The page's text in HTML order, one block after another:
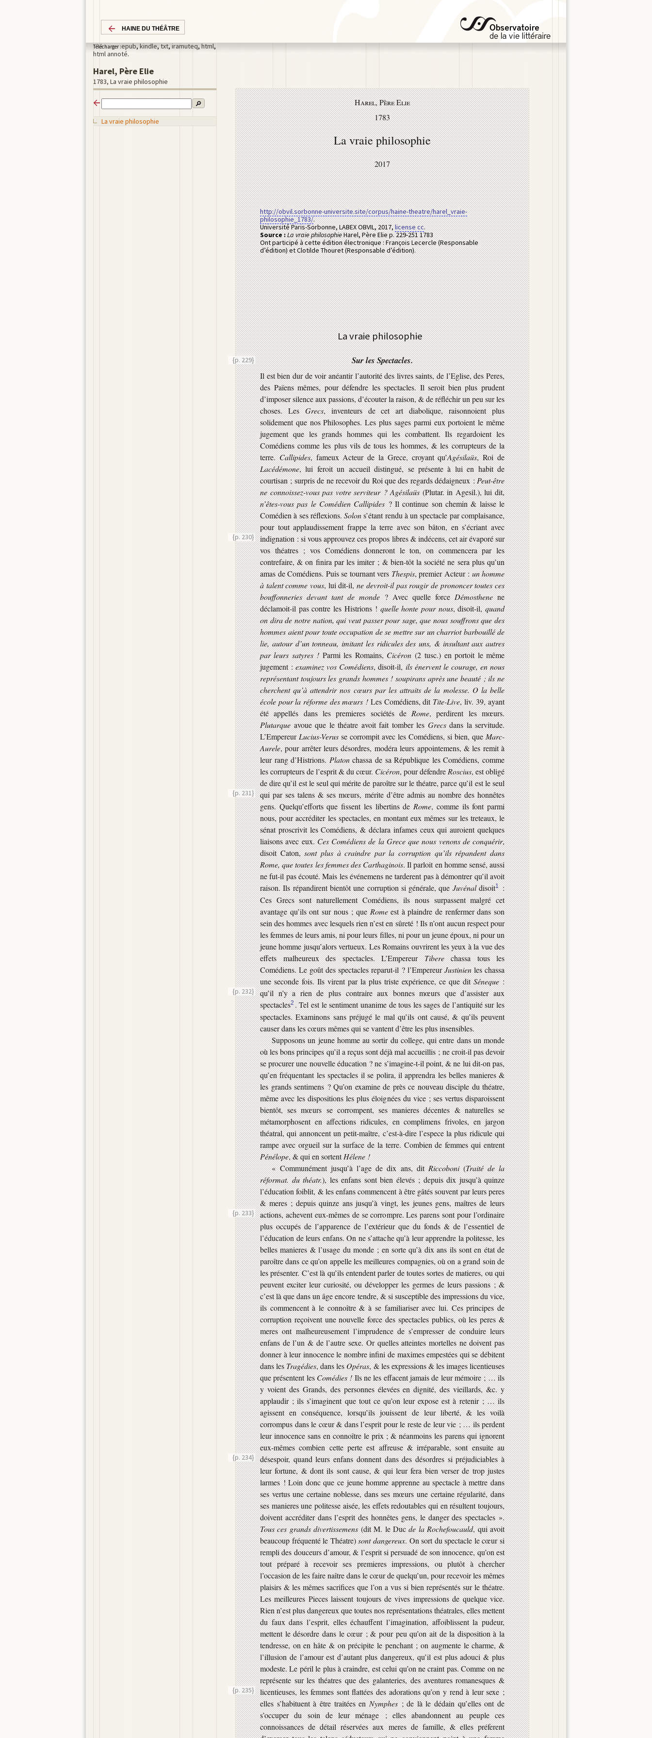
HAINE DU THÉÂTRE
Télécharger :epub, kindle, txt, iramuteq, html,
html annoté.
Harel, Père Elie
1783, La vraie philosophie
🔎
La vraie philosophie
Harel, Père Elie
1783
La vraie philosophie
2017
http://obvil.sorbonne-universite.site/corpus/haine-theatre/harel_vraie-
philosophie_1783/.
Université Paris-Sorbonne, LABEX OBVIL,2017,license cc.
Source :La vraie philosophieHarel, Père Eliep. 229-2511783
Ont participé à cette édition électronique :François Lecercle (Responsable
d’édition)etClotilde Thouret (Responsable d’édition).
La vraie philosophie
{p. 229} Sur les Spectacles.
Il est bien dur de voir anéantir l’autorité des livres saints, de l’Eglise, des Peres,
des Païens mêmes, pour défendre les spectacles. Il seroit bien plus prudent
d’imposer silence aux passions, d’écouter la raison, & de réfléchir un peu sur les
choses. LesGrecs, inventeurs de cet art diabolique, raisonnoient plus
solidement que nos Philosophes. Les plus sages parmi eux portoient le même
jugement que les grands hommes qui les combattent. Ils regardoient les
Comédiens comme les plus vils de tous les hommes, & les corrupteurs de la
terre.Callipides, fameux Acteur de la Grece, croyant qu’Agésilaüs, Roi de
Lacédémone, lui feroit un accueil distingué, se présente à lui en habit de
courtisan ; surpris de ne recevoir du Roi que des regards dédaigneux :Peut-être
ne connoissez-vous pas votre serviteur ? Agésilaüs(Plutar. in Agesil.), lui dit,
n’êtes-vous pas le Comédien Callipides? Il continue son chemin & laisse le
Comédien à ses réflexions.Solons’étant rendu à un spectacle par complaisance,
pour tout applaudissement frappe la terre avec son bâton, en s’écriant avec
indignation : si vous approuvez ces propos libres & indécens,
{p. 230}
cet air évaporé sur
vos théatres ; vos Comédiens donneront le ton, on commencera par les
contrefaire, & on finira par les imiter ; & bien-tôt la société ne sera plus qu’un
amas de Comédiens. Puis se tournant versThespis, premier Acteur :un homme
à talent comme vous, lui dit-il,ne devroit-il pas rougir de prononcer toutes ces
bouffonneries devant tant de monde? Avec quelle forceDémosthenene
déclamoit-il pas contre les Histrions !quelle honte pour nous, disoit-il,quand
on dira de notre nation, qui veut passer pour sage, que nous souffrons que des
hommes aient pour toute occupation de se mettre sur un charriot barbouillé de
lie, autour d’un tonneau, imitant les ridicules des uns, & insultant aux autres
par leurs satyres !Parmi les Romains,Cicéron(2 tusc.) en portoit le même
jugement :examinez vos Comédiens, disoit-il,ils énervent le courage, en nous
représentant toujours les grands hommes ! soupirans après une beauté ; ils ne
cherchent qu’à attendrir nos cœurs par les attraits de la molesse. O la belle
école pour la réforme des mœurs !Les Comédiens, ditTite-Live, liv. 39, ayant
été appellés dans les premieres sociétés deRome, perdirent les mœurs.
Plutarqueavoue que le théatre avoit fait tomber lesGrecsdans la servitude.
L’EmpereurLucius-Verusse corrompit avec les Comédiens, si bien, queMarc-
Aurele, pour arrêter leurs désordres, modéra leurs appointemens, & les remit à
leur rang d’Histrions.Platonchassa de sa République les Comédiens, comme
les corrupteurs de l’esprit & du cœur.Cicéron, pour défendreRoscius, est obligé
de dire qu’il est le seul qui mérite de paroître sur le théatre, parce qu’il est le seul
qui par ses talens & ses mœurs, mérite d’être admis au nombre des honnêtes
{p. 231}
gens. Quelqu’efforts que fissent les libertins deRome, comme ils font parmi
nous, pour accréditer les spectacles, en montant eux mêmes sur les treteaux, le
sénat proscrivit les Comédiens, & déclara infames ceux qui auroient quelques
liaisons avec eux.Ces Comédiens de la Grece que nous venons de conquérir,
disoit Caton,sont plus à craindre par la corruption qu’ils répandent dans
Rome, que toutes les femmes des Carthaginois. Il parloit en homme sensé, aussi
ne fut-il pas écouté. Mais les événemens ne tarderent pas à démontrer qu’il avoit
raison. Ils répandirent bientôt une corruption si générale, queJuvénaldisoit1:
Ces Grecs sont naturellement Comédiens, ils nous surpassent malgré cet
avantage qu’ils ont sur nous ; queRomeest à plaindre de renfermer dans son
sein des hommes avec lesquels rien n’est en sûreté ! Ils n’ont aucun respect pour
les femmes de leurs amis, ni pour leurs filles, ni pour un jeune époux, ni pour un
jeune homme jusqu’alors vertueux. Les Romains ouvrirent les yeux à la vue des
effets malheureux des spectacles. L’EmpereurTiberechassa tous les
Comédiens. Le goût des spectacles reparut-il ? l’EmpereurJustinienles chassa
une seconde fois. Ils virent par la plus triste expérience, ce que ditSéneque:
qu’il n’y a rien de plus contraire aux bonnes
{p. 232}
mœurs que d’assister aux
spectacles2. Tel est le sentiment unanime de tous les sages de l’antiquité sur les
spectacles. Examinons sans préjugé le mal qu’ils ont causé, & qu’ils peuvent
causer dans les cœurs mêmes qui se vantent d’être les plus insensibles.
Supposons un jeune homme au sortir du college, qui entre dans un monde
où les bons principes qu’il a reçus sont déjà mal accueillis ; ne croit-il pas devoir
se procurer une nouvelle éducation ? ne s’imagine-t-il point, & ne lui dit-on pas,
qu’en fréquentant les spectacles il se polira, il apprendra les belles manieres &
les grands sentimens ? Qu’on examine de près ce nouveau disciple du théatre,
même avec les dispositions les plus éloignées du vice ; ses vertus disparoissent
bientôt, ses mœurs se corrompent, ses manieres décentes & naturelles se
métamorphosent en affections ridicules, en complimens frivoles, en jargon
théatral, qui annoncent un petit-maître, c’est-à-dire l’espece la plus ridicule qui
rampe avec orgueil sur la surface de la terre. Combien de femmes qui entrent
Pénélope, & qui en sortentHélene !
« Communément jusqu’à l’age de dix ans, ditRiccoboni(Traité de la
réformat. du théatr.), les enfans sont bien élevés ; depuis dix jusqu’à quinze
l’éducation foiblit, & les enfans commencent à être gâtés souvent par leurs peres
& meres ; depuis quinze ans jusqu’à vingt, les jeunes gens, maîtres de leurs
actions, achevent eux-mêmes de se corrompre. Les parens sont pour
{p. 233}
l’ordinaire
plus occupés de l’apparence de l’extérieur que du fonds & de l’essentiel de
l’éducation de leurs enfans. On ne s’attache qu’à leur apprendre la politesse, les
belles manieres & l’usage du monde ; en sorte qu’à dix ans ils sont en état de
paroître dans ce qu’on appelle les meilleures compagnies, où on a grand soin de
les présenter. C’est là qu’ils entendent parler de toutes sortes de matieres, ou qui
peuvent exciter leur curiosité, ou développer les germes de leurs passions ; &
c’est là que dans un âge encore tendre, & si susceptible des impressions du vice,
ils commencent à le connoître & à se familiariser avec lui. Ces principes de
corruption reçoivent une nouvelle force des spectacles publics, où les peres &
meres ont malheureusement l’imprudence de s’empresser de conduire leurs
enfans de l’un & de l’autre sexe. Or quelles atteintes mortelles ne doivent pas
donner à leur innocence le nombre infini de maximes empestées qui se débitent
dans lesTragédies, dans lesOpéras, & les expressions & les images licentieuses
que présentent lesComédies !Ils ne les effacent jamais de leur mémoire ; … ils
y voient des Grands, des personnes élevées en dignité, des vieillards, &c. y
applaudir ; ils s’imaginent que tout ce qu’on leur expose est à retenir ; … ils
agissent en conséquence, lorsqu’ils jouissent de leur liberté, & les voilà
corrompus dans le cœur & dans l’esprit pour le reste de leur vie ; … ils perdent
leur innocence sans en connoître le prix ; & néanmoins les parens qui ignorent
eux-mêmes combien cette perte est affreuse & irréparable, sont ensuite au
désespoir,
{p. 234}
quand leurs enfans donnent dans des désordres si préjudiciables à
leur fortune, & dont ils sont cause, & qui leur fera bien verser de trop justes
larmes ! Loin donc que ce jeune homme apprenne au spectacle à mettre dans
ses vertus une certaine noblesse, dans ses mœurs une certaine régularité, dans
ses manieres une politesse aisée, les effets redoutables qui en résultent toujours,
doivent accréditer dans l’esprit des honnêtes gens, le danger des spectacles ».
Tous ces grands divertissemens(dit M. le Ducde la Rochefoucauld, qui avoit
beaucoup fréquenté le Théatre)sont dangereux. On sort du spectacle le cœur si
rempli des douceurs d’amour, & l’esprit si persuadé de son innocence, qu’on est
tout préparé à recevoir ses premieres impressions, ou plutôt à chercher
l’occasion de les faire naître dans le cœur de quelqu’un, pour recevoir les mêmes
plaisirs & les mêmes sacrifices que l’on a vus si bien représentés sur le théatre.
Les meilleures Pieces laissent toujours de vives impressions de quelque vice.
Rien n’est plus dangereux que toutes nos représentations théatrales, elles mettent
du faux dans l’esprit, elles échauffent l’imagination, affoiblissent la pudeur,
mettent le désordre dans le cœur ; & pour peu qu’on ait de la disposition à la
tendresse, on en hâte & on précipite le penchant ; on augmente le charme, &
l’illusion de l’amour est d’autant plus dangereux, qu’il est plus adouci & plus
modeste. Le péril le plus à craindre, est celui qu’on ne craint pas. Comme on ne
représente sur les théatres que des galanteries, des aventures romanesques &
licentieuses, les femmes sont flattées des adorations qu’on y rend à leur
{p. 235}
sexe ;
elles s’habituent à être traitées enNymphes; de là le dédain qu’elles ont de
s’occuper du soin de leur ménage ; elles abandonnent au peuple ces
connoissances de détail réservées aux meres de famille, & elles préferent